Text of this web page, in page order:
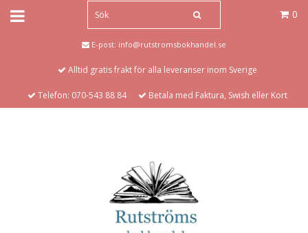
0
E-post: info@rutstromsbokhandel.se
Alltid gratis frakt för alla leveranser inom Sverige
Telefon: 070-543 88 84 Betala med Faktura, Swish eller Kort